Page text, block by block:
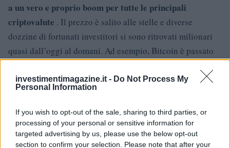
investimentimagazine.it - Do Not Process My
Personal Information
If you wish to opt-out of the sale, sharing to third parties, or
processing of your personal or sensitive information for
targeted advertising by us, please use the below opt-out
section to confirm your selection. Please note that after your
a un vero e proprio boom per tutte le principali
criptovalute . Il prezzo è salito alle stelle e diverse
dozzine di fortunati investitori si sono ritrovati milionari
quasi dall’oggi al domani. Ad esempio, Bitcoin è passato
di $ 17.000 nel 2017. Un tale aumento ha avuto pochi
eguali nella storia della finanza e molti hanno iniziato ad
avvicinarsi a questo mondo.
Tuttavia, come spesso accade nei mercati finanziari, un